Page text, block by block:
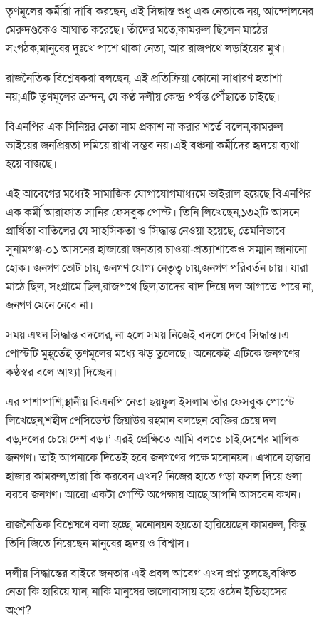
তৃণমূলের কর্মীরা দাবি করছেন, এই সিদ্ধান্ত শুধু এক নেতাকে নয়, আন্দোলনের
মেরুদণ্ডকেও আঘাত করেছে। তাঁদের মতে,কামরুল ছিলেন মাঠের
সংগঠক,মানুষের দুঃখে পাশে থাকা নেতা, আর রাজপথে লড়াইয়ের মুখ।
রাজনৈতিক বিশ্লেষকরা বলছেন, এই প্রতিক্রিয়া কোনো সাধারণ হতাশা
নয়;এটি তৃণমূলের ক্রন্দন, যে কণ্ঠ দলীয় কেন্দ্র পর্যন্ত পৌঁছাতে চাইছে।
বিএনপির এক সিনিয়র নেতা নাম প্রকাশ না করার শর্তে বলেন,কামরুল
ভাইয়ের জনপ্রিয়তা দমিয়ে রাখা সম্ভব নয়।এই বঞ্চনা কর্মীদের হৃদয়ে ব্যথা
হয়ে বাজছে।
এই আবেগের মধ্যেই সামাজিক যোগাযোগমাধ্যমে ভাইরাল হয়েছে বিএনপির
এক কর্মী আরাফাত সানির ফেসবুক পোস্ট। তিনি লিখেছেন,১৩২টি আসনে
প্রার্থিতা বাতিলের যে সাহসিকতা ও সিদ্ধান্ত নেওয়া হয়েছে, তেমনিভাবে
সুনামগঞ্জ-০১ আসনের হাজারো জনতার চাওয়া-প্রত্যাশাকেও সম্মান জানানো
হোক। জনগণ ভোট চায়, জনগণ যোগ্য নেতৃত্ব চায়,জনগণ পরিবর্তন চায়। যারা
মাঠে ছিল, সংগ্রামে ছিল,রাজপথে ছিল,তাদের বাদ দিয়ে দল আগাতে পারে না,
জনগণ মেনে নেবে না।
সময় এখন সিদ্ধান্ত বদলের, না হলে সময় নিজেই বদলে দেবে সিদ্ধান্ত।এ
পোস্টটি মুহূর্তেই তৃণমূলের মধ্যে ঝড় তুলেছে। অনেকেই এটিকে জনগণের
কণ্ঠস্বর বলে আখ্যা দিচ্ছেন।
এর পাশাপাশি,স্থানীয় বিএনপি নেতা ছয়ফুল ইসলাম তাঁর ফেসবুক পোস্টে
লিখেছেন,শহীদ পেসিডেন্ট জিয়াউর রহমান বলছেন বেক্তির চেয়ে দল
বড়,দলের চেয়ে দেশ বড়।’ এরই প্রেক্ষিতে আমি বলতে চাই,দেশের মালিক
জনগণ। তাই আপনাকে দিতেই হবে জনগণের পক্ষে মনোনয়ন। এখানে হাজার
হাজার কামরুল,তারা কি করবেন এখন? নিজের হাতে গড়া ফসল দিয়ে গুলা
বরবে জনগণ। আরো একটা গোস্টি অপেক্ষায় আছে,আপনি আসবেন কখন।
রাজনৈতিক বিশ্লেষণে বলা হচ্ছে, মনোনয়ন হয়তো হারিয়েছেন কামরুল, কিন্তু
তিনি জিতে নিয়েছেন মানুষের হৃদয় ও বিশ্বাস।
দলীয় সিদ্ধান্তের বাইরে জনতার এই প্রবল আবেগ এখন প্রশ্ন তুলছে,বঞ্চিত
নেতা কি হারিয়ে যান, নাকি মানুষের ভালোবাসায় হয়ে ওঠেন ইতিহাসের
অংশ?